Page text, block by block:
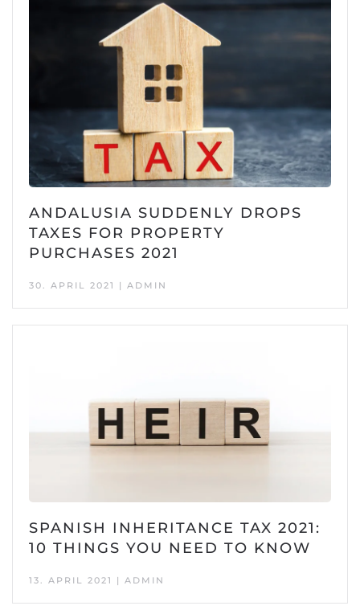
ANDALUSIA SUDDENLY DROPS
TAXES FOR PROPERTY
PURCHASES 2021
30. APRIL 2021 | ADMIN
SPANISH INHERITANCE TAX 2021:
10 THINGS YOU NEED TO KNOW
13. APRIL 2021 | ADMIN